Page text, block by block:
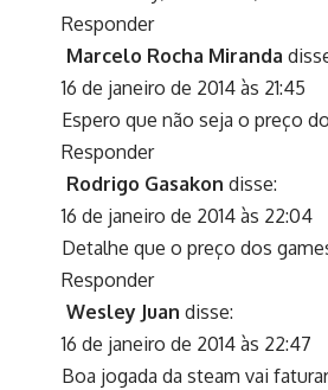
Responder
Marcelo Rocha Miranda
16 de janeiro de 2014 às 21:45
Espero que não seja o preço
Responder
Rodrigo Gasakon disse:
16 de janeiro de 2014 às 22:04
Detalhe que o preço dos
Responder
Wesley Juan disse:
16 de janeiro de 2014 às 22:47
Boa jogada da steam vai